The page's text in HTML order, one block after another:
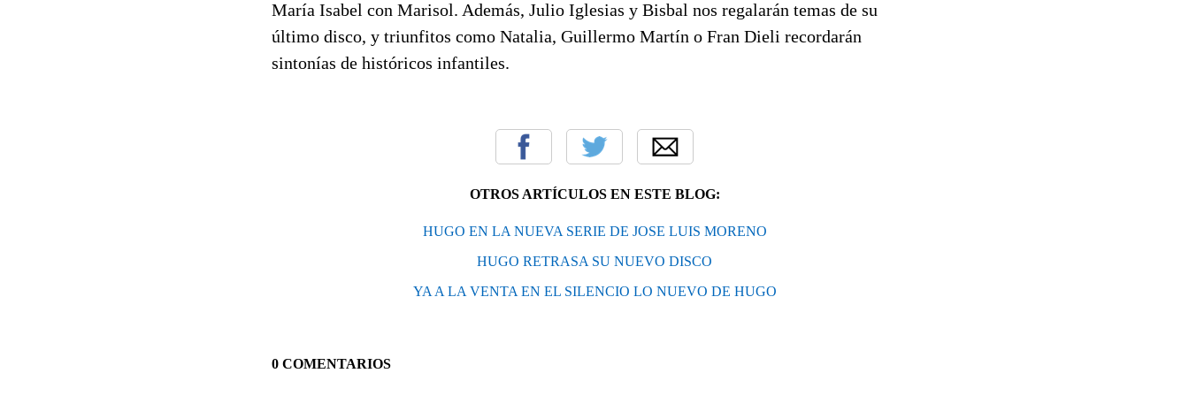
María Isabel con Marisol. Además, Julio Iglesias y Bisbal nos regalarán temas de su
último disco, y triunfitos como Natalia, Guillermo Martín o Fran Dieli recordarán
sintonías de históricos infantiles.
OTROS ARTÍCULOS EN ESTE BLOG:
HUGO EN LA NUEVA SERIE DE JOSE LUIS MORENO
HUGO RETRASA SU NUEVO DISCO
YA A LA VENTA EN EL SILENCIO LO NUEVO DE HUGO
0 COMENTARIOS